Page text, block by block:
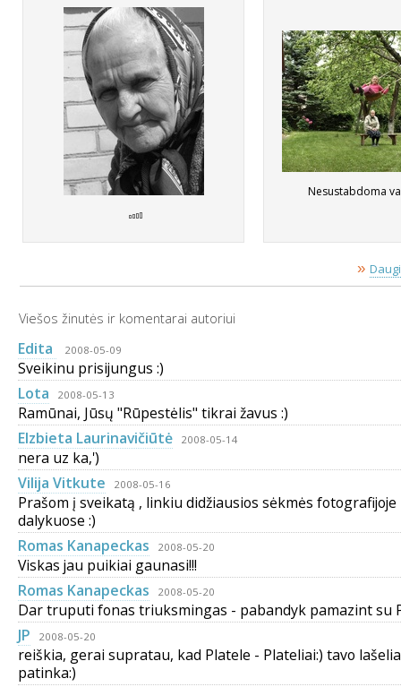
Nesustabdoma
»
Viešos žinutės ir komentarai autoriui
Edita 2008-05-09
Sveikinu prisijungus :)
Lota
2008-05-13
Ramūnai, Jūsų "Rūpestėlis" tikrai žavus :)
Elzbieta Laurinavičiūtė
2008-05-14
nera uz ka,')
Vilija Vitkute
2008-05-16
Prašom į sveikatą , linkiu didžiausios sėkmės
dalykuose :)
Romas Kanapeckas
2008-05-20
Viskas jau puikiai gaunasi!!!
Romas Kanapeckas
2008-05-20
Dar truputi fonas triuksmingas - pabandyk pamazint su
JP
2008-05-20
reiškia, gerai supratau, kad Platele - Plateliai:) tavo
patinka:)